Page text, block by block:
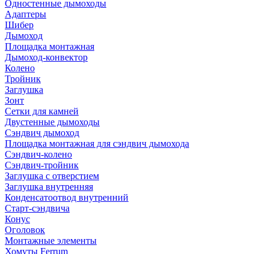
Одностенные дымоходы
Адаптеры
Шибер
Дымоход
Площадка монтажная
Дымоход-конвектор
Колено
Тройник
Заглушка
Зонт
Сетки для камней
Двустенные дымоходы
Сэндвич дымоход
Площадка монтажная для сэндвич дымохода
Сэндвич-колено
Сэндвич-тройник
Заглушка с отверстием
Заглушка внутренняя
Конденсатоотвод внутренний
Старт-сэндвича
Конус
Оголовок
Монтажные элементы
Хомуты Ferrum